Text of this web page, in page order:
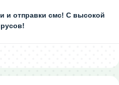
и отправки смс! С высокой